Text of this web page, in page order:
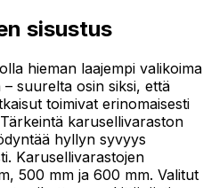
sisustus
hieman laajempi valikoima
suurelta osin siksi, että
toimivat erinomaisesti
karusellivaraston
hyllyn syvyys
Karusellivarastojen
500 mm ja 600 mm. Valitut